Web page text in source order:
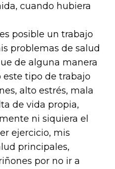
cuando hubiera
posible un trabajo
problemas de salud
de alguna manera
tipo de trabajo
alto estrés, mala
de vida propia,
ni siquiera el
ejercicio, mis
principales,
por no ir a